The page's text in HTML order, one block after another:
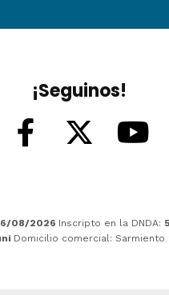
¡Seguinos!
08/2026 Inscripto en la DNDA:
Domicilio comercial: Sarmiento